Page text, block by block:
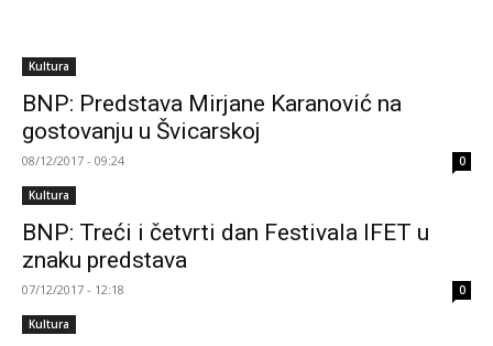
Kultura
BNP: Predstava Mirjane Karanović na
gostovanju u Švicarskoj
08/12/2017 - 09:24 0
Kultura
BNP: Treći i četvrti dan Festivala IFET u
znaku predstava
07/12/2017 - 12:18 0
Kultura